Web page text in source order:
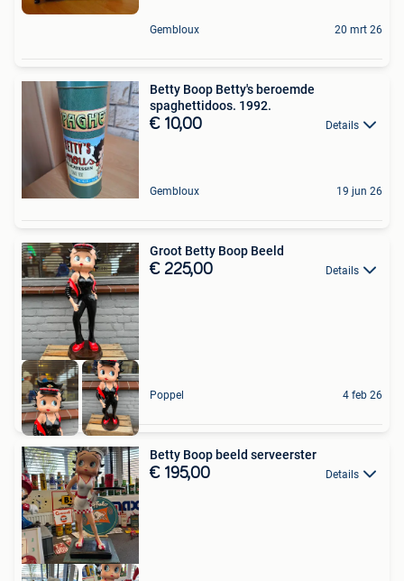
Gembloux 20 mrt 26
Betty Boop Betty's beroemde
spaghettidoos. 1992.
€ 10,00 Details
Gembloux 19 jun 26
Groot Betty Boop Beeld
€ 225,00 Details
Poppel 4 feb 26
Betty Boop beeld serveerster
€ 195,00 Details